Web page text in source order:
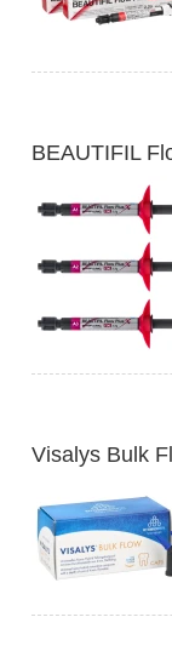
BEAUTIFIL
Visalys Bulk